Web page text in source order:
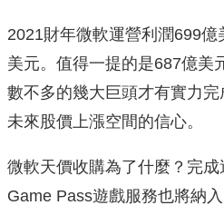
2021財年微軟運營利潤699
美元。值得一提的是687億美
數不多的幾大巨頭才有實力
未來股價上漲空間的信心。
微軟天價收購為了什麼？完
Game Pass遊戲服務也將納